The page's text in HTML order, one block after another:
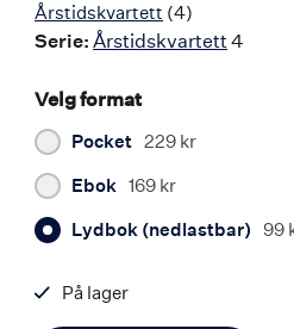
Årstidskvartett (4)
Serie: Årstidskvartett4
Velg format
Pocket 229 kr
Ebok 169 kr
Lydbok (nedlastbar) 99
På lager